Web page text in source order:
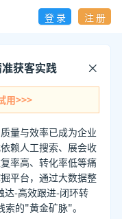
登 录 注 册
获客实践
用>>>
量与效率已成为企业
赖人工搜索、展会收
率高、转化率低等痛
平台，通过大数据整
达-高效跟进-闭环转
的"黄金矿脉"。